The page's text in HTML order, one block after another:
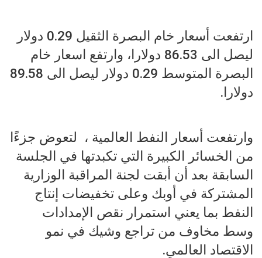
ارتفعت أسعار خام البصرة الثقيل 0.29 دولار
ليصل الى 86.53 دولارا، وارتفع اسعار خام
البصرة المتوسط 0.29 دولار ليصل الى 89.58
دولارا.
وارتفعت أسعار النفط العالمية ، ‏ لتعوض جزءًا
من الخسائر الكبيرة التي تكبدتها في الجلسة
السابقة بعد أن أبقت لجنة المراقبة الوزارية
المشتركة في أوبك وعلى تخفيضات إنتاج
النفط بما يعني استمرار نقص الإمدادات
وسط مخاوف من تراجع وشيك في نمو
الاقتصاد العالمي.